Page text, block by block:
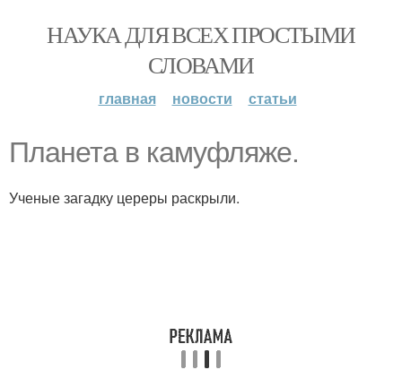
НАУКА ДЛЯ ВСЕХ ПРОСТЫМИ
СЛОВАМИ
главная новости статьи
Планета в камуфляже.
Ученые загадку цереры раскрыли.